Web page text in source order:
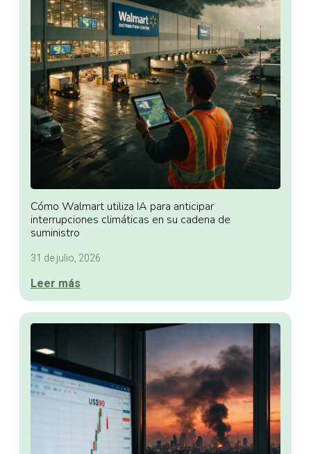
Cómo Walmart utiliza IA para anticipar
interrupciones climáticas en su cadena de
suministro
31 de julio, 2026
Leer más